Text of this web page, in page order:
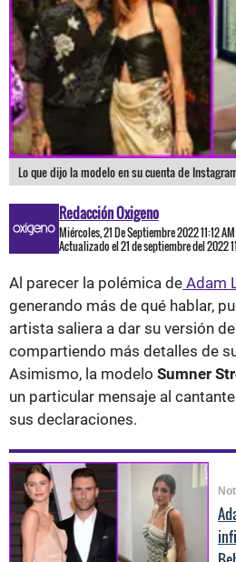
Lo que dijo la modelo en su cuenta de
Redacción Oxigeno
Miércoles, 21 De Septiembre 2022 11:12 AM
Actualizado el 21 de septiembre del 2022
Al parecer la polémica de Adam
generando más de qué hablar,
artista saliera a dar su versión
compartiendo más detalles de
Asimismo, la modelo Sumner
un particular mensaje al
sus declaraciones.